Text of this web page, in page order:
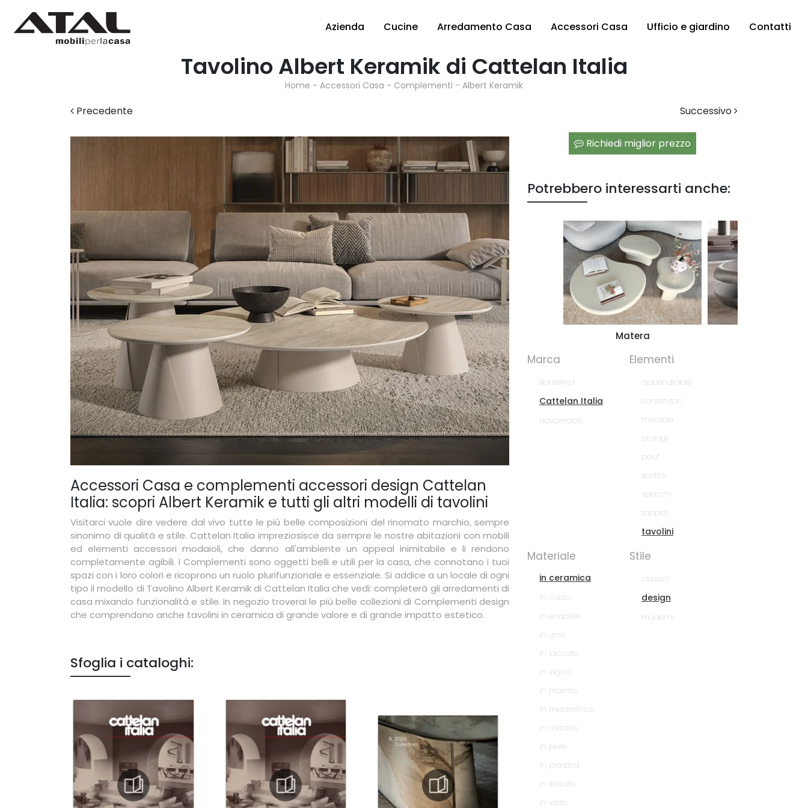
Azienda Cucine Arredamento Casa Accessori Casa Ufficio e giardino Contatti
Tavolino Albert Keramik di Cattelan Italia
Home - Accessori Casa - Complementi - Albert Keramik
Precedente Successivo
Accessori Casa e complementi accessori design Cattelan
Italia: scopri Albert Keramik e tutti gli altri modelli di tavolini
Visitarci vuole dire vedere dal vivo tutte le più belle composizioni del rinomato marchio, sempre
sinonimo di qualità e stile. Cattelan Italia impreziosisce da sempre le nostre abitazioni con mobili
ed elementi accessori modaioli, che danno all'ambiente un appeal inimitabile e li rendono
completamente agibili. I Complementi sono oggetti belli e utili per la casa, che connotano i tuoi
spazi con i loro colori e ricoprono un ruolo plurifunzionale e essenziale. Si addice a un locale di ogni
tipo il modello di Tavolino Albert Keramik di Cattelan Italia che vedi: completerà gli arredamenti di
casa mixando funzionalità e stile. In negozio troverai le più belle collezioni di Complementi design
che comprendono anche tavolini in ceramica di grande valore e di grande impatto estetico.
Sfoglia i cataloghi:
Richiedi miglior prezzo
Potrebbero interessarti anche:
Adrian Wood Alice Tavolino Matera
Marca
Bontempi
Cattelan Italia
Novamobili
Elementi
appendiabiti
contenitori
mensole
orologi
pouf
scrittoi
specchi
tappeti
tavolini
Materiale
in ceramica
in cuoio
in ecopelle
in gres
in laccato
in legno
in marmo
in melaminico
in metallo
in pelle
in plastica
in tessuto
in vetro
Stile
classici
design
moderni